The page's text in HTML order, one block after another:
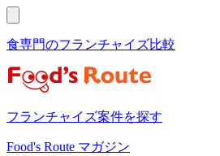
食専門のフランチャイズ比較
フランチャイズ案件を探す
Food's Route マガジン